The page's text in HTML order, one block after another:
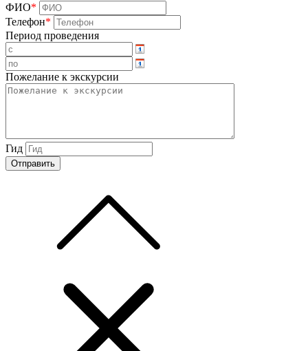
ФИО*
Телефон*
Период проведения
Пожелание к экскурсии
Гид